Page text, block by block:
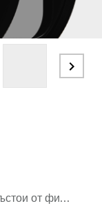
Vivid Collection е комплект, който се състои от филтри ND8/PL, ND16/PL, ND32/PL за устройствата Insta360 Ace и Ace Pro.